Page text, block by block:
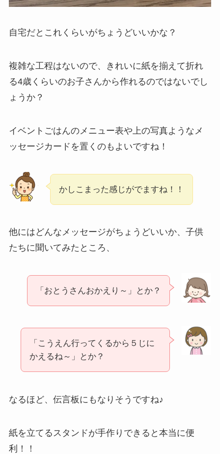
自宅だとこれくらいがちょうどいいかな？
複雑な工程はないので、きれいに紙を揃えて折れ
る4歳くらいのお子さんから作れるのではないでし
ょうか？
イベントごはんのメニュー表や上の写真ようなメ
ッセージカードを置くのもよいですね！
かしこまった感じがでますね！！
他にはどんなメッセージがちょうどいいか、子供
たちに聞いてみたところ、
「おとうさんおかえり～」とか？
「こうえん行ってくるから５じに
かえるね～」とか？
なるほど、伝言板にもなりそうですね♪
紙を立てるスタンドが手作りできると本当に便
利！！